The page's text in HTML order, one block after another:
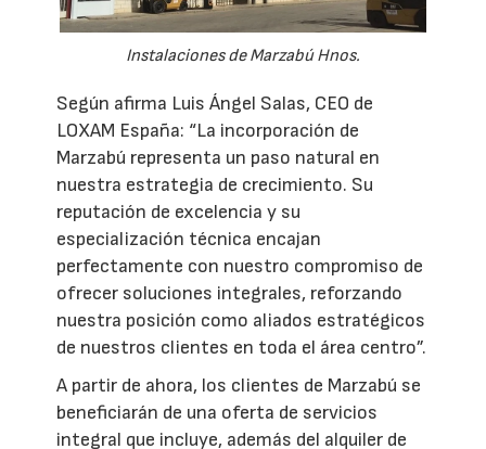
Instalaciones de Marzabú Hnos.
Según afirma Luis Ángel Salas, CEO de
LOXAM España: “La incorporación de
Marzabú representa un paso natural en
nuestra estrategia de crecimiento. Su
reputación de excelencia y su
especialización técnica encajan
perfectamente con nuestro compromiso de
ofrecer soluciones integrales, reforzando
nuestra posición como aliados estratégicos
de nuestros clientes en toda el área centro”.
A partir de ahora, los clientes de Marzabú se
beneficiarán de una oferta de servicios
integral que incluye, además del alquiler de